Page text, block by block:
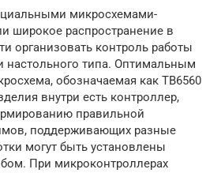
микросхемами-
широкое распространение в
организовать контроль работы
настольного типа. Оптимальным
обозначаемая как TB6560
внутри есть контроллер,
правильной
поддерживающих разные
могут быть установлены
При микроконтроллерах